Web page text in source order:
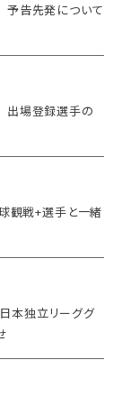
予告先発について
出場登録選手の
観戦+選手と一緒
本独立リーググ